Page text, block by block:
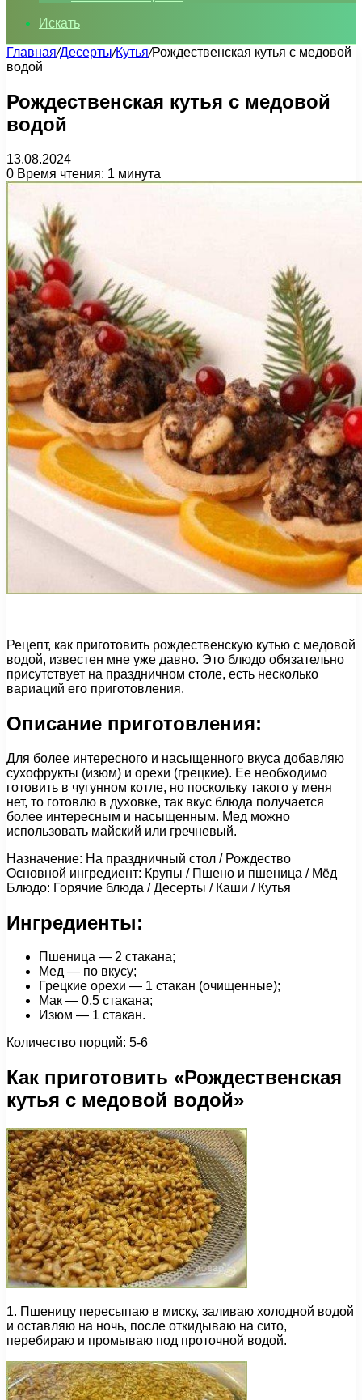
Искать
Главная/Десерты/Кутья/Рождественская кутья с медовой
водой
Рождественская кутья с медовой
водой
13.08.2024
0 Время чтения: 1 минута
Рецепт, как приготовить рождественскую кутью с медовой
водой, известен мне уже давно. Это блюдо обязательно
присутствует на праздничном столе, есть несколько
вариаций его приготовления.
Описание приготовления:
Для более интересного и насыщенного вкуса добавляю
сухофрукты (изюм) и орехи (грецкие). Ее необходимо
готовить в чугунном котле, но поскольку такого у меня
нет, то готовлю в духовке, так вкус блюда получается
более интересным и насыщенным. Мед можно
использовать майский или гречневый.
Назначение: На праздничный стол / Рождество
Основной ингредиент: Крупы / Пшено и пшеница / Мёд
Блюдо: Горячие блюда / Десерты / Каши / Кутья
Ингредиенты:
Пшеница — 2 стакана;
Мед — по вкусу;
Грецкие орехи — 1 стакан (очищенные);
Мак — 0,5 стакана;
Изюм — 1 стакан.
Количество порций: 5-6
Как приготовить «Рождественская
кутья с медовой водой»
1. Пшеницу пересыпаю в миску, заливаю холодной водой
и оставляю на ночь, после откидываю на сито,
перебираю и промываю под проточной водой.